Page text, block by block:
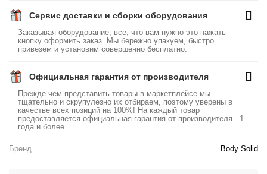
Сервис доставки и сборки оборудования
Заказывая оборудование, все, что вам нужно это нажать
кнопку оформить заказ. Мы бережно упакуем, быстро
привезем и установим совершенно бесплатно.
Официальная гарантия от производителя
Прежде чем представить товары в маркетплейсе мы
тщательно и скрупулезно их отбираем, поэтому уверены в
качестве всех позиций на 100%! На каждый товар
предоставляется официальная гарантия от производителя - 1
года и более
Бренд Body Solid